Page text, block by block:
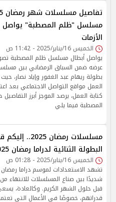
مسلسل "ظلم المصطبة" يواصل
الأزمات
الخميس 16/يناير/2025 - 11:42 ص
يواصل أبطال مسلسل ظلم المصطبة
بطولة ريهام عبد الغفور وإياد نصار،
العمل مواقع التواصل الاجتماعي بعد
كتابة العمل، يرصد الموجز أبرز
المصطبة فيما يلي
مسلسلات رمضان
البطولة الثنائية لدراما رمضان 2025.. تعديل
الخميس 16/يناير/2025 - 01:28 ص
شديدًا بين صناع المسلسلات للانتهاء
قبل حلول الشهر الكريم. وكالعادة، يسعى
قدراتهم، خصوصًا في الأعمال التي